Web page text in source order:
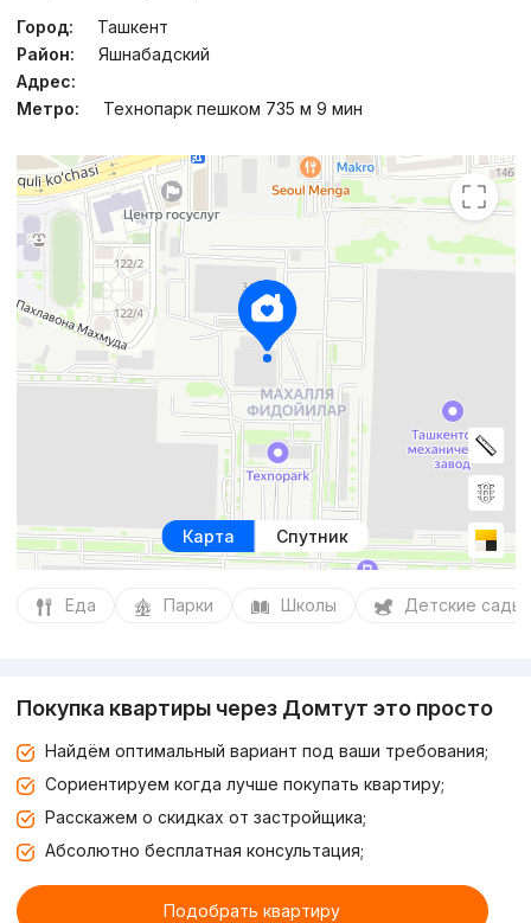
Город:
Ташкент
Район:
Яшнабадский
Адрес:
Метро:
Технопарк пешком 735 м 9 мин
Карта Спутник
Еда Парки Школы Детские сады
Покупка квартиры через Домтут это просто
Найдём оптимальный вариант под ваши требования;
Сориентируем когда лучше покупать квартиру;
Расскажем о скидках от застройщика;
Абсолютно бесплатная консультация;
Подобрать квартиру